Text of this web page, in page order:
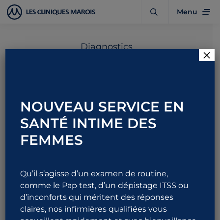
Menu
Diagnostics
NOUVEAU SERVICE EN
SANTÉ INTIME DES
FEMMES
Qu’il s’agisse d’un examen de routine,
comme le Pap test, d’un dépistage ITSS ou
d’inconforts qui méritent des réponses
claires, nos infirmières qualifiées vous
×